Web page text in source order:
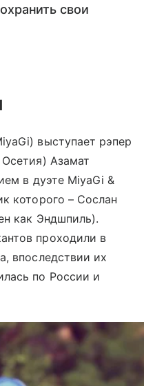
свои
выступает рэпер
Азамат
в дуэте MiyaGi &
которого – Сослан
как Эндшпиль).
проходили в
впоследствии их
по России и